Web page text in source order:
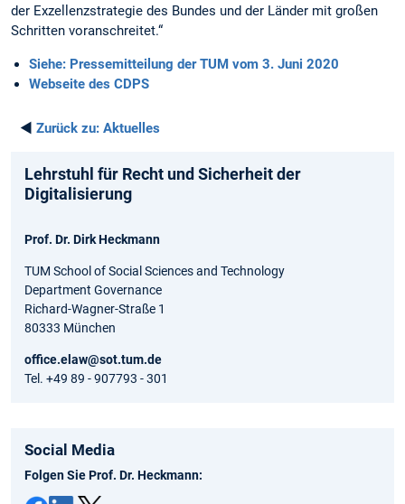
der Exzellenzstrategie des Bundes und der Länder mit großen
Schritten voranschreitet.“
Siehe: Pressemitteilung der TUM vom 3. Juni 2020
Webseite des CDPS
◄ Zurück zu: Aktuelles
Lehrstuhl für Recht und Sicherheit der
Digitalisierung
Prof. Dr. Dirk Heckmann
TUM School of Social Sciences and Technology
Department Governance
Richard-Wagner-Straße 1
80333 München
office.elaw@sot.tum.de
Tel. +49 89 - 907793 - 301
Social Media
Folgen Sie Prof. Dr. Heckmann: